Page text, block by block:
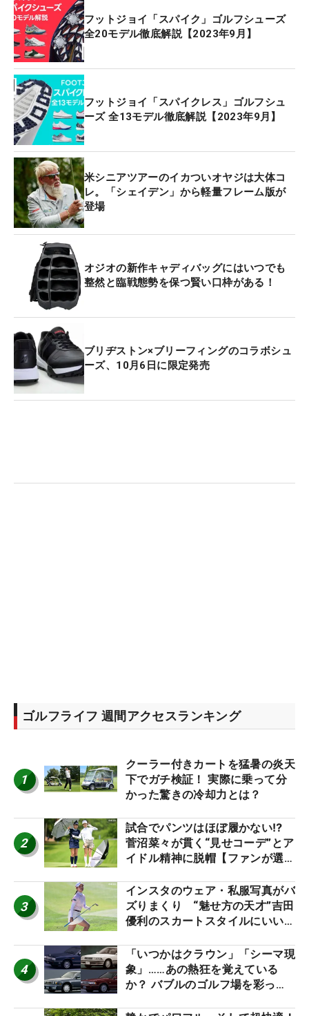
フットジョイ「スパイク」ゴルフシューズ
全20モデル徹底解説【2023年9月】
フットジョイ「スパイクレス」ゴルフシュ
ーズ 全13モデル徹底解説【2023年9月】
米シニアツアーのイカついオヤジは大体コ
レ。「シェイデン」から軽量フレーム版が
登場
オジオの新作キャディバッグにはいつでも
整然と臨戦態勢を保つ賢い口枠がある！
ブリヂストン×ブリーフィングのコラボシュ
ーズ、10月6日に限定発売
ゴルフライフ 週間アクセスランキング
1
クーラー付きカートを猛暑の炎天
下でガチ検証！ 実際に乗って分
かった驚きの冷却力とは？
2
試合でパンツはほぼ履かない⁉
菅沼菜々が貫く“見せコーデ”とア
イドル精神に脱帽【ファンが選ぶ
3
インスタのウェア・私服写真がバ
ズりまくり “魅せ方の天才”吉田
優利のスカートスタイルにいい
4
「いつかはクラウン」「シーマ現
象」……あの熱狂を覚えている
か？ バブルのゴルフ場を彩った